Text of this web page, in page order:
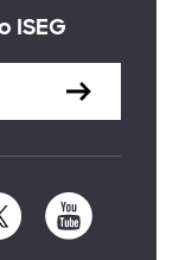
ISEG